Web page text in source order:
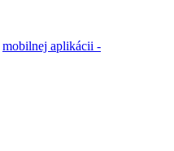
mobilnej aplikácii -